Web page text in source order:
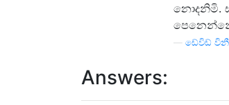
නොදනිමි.
ඩේවිඩ්
Answers: